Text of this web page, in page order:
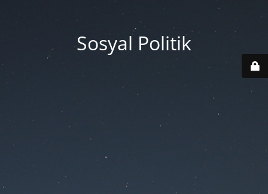
Sosyal Politik